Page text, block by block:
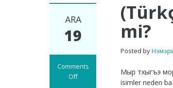
ARA
19
Comments
Off
mi?
Posted by
Мыр тхыгъэ
isimler neden